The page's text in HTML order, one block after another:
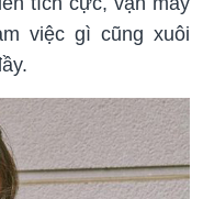
việc gì cũng xuôi